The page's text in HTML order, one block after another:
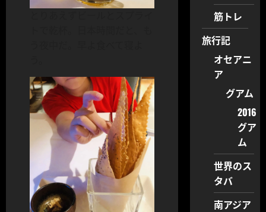
筋トレ
旅行記
オセアニ
ア
グアム
2016
グア
ム
世界のス
タバ
南アジア